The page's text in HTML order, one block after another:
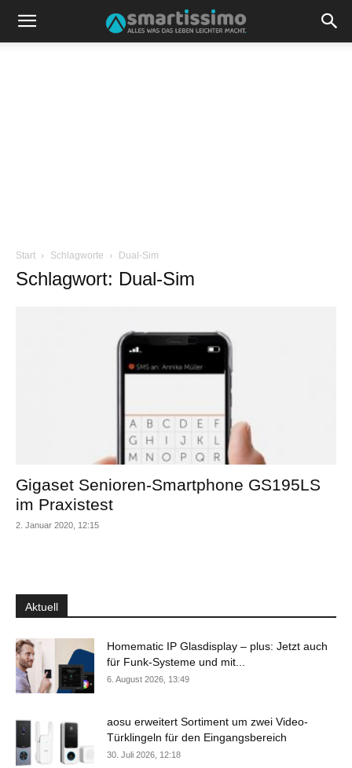
Start Schlagworte Dual-Sim
Schlagwort: Dual-Sim
Gigaset Senioren-Smartphone GS195LS
im Praxistest
2. Januar 2020, 12:15
Aktuell
Homematic IP Glasdisplay – plus: Jetzt auch
für Funk-Systeme und mit...
6. August 2026, 13:49
aosu erweitert Sortiment um zwei Video-
Türklingeln für den Eingangsbereich
30. Juli 2026, 12:18